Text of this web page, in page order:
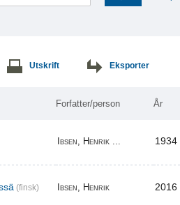
Utskrift Eksporter
Forfatter/person År
Ibsen, Henrik ... 1934
(finsk) Ibsen, Henrik 2016